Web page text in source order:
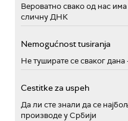
Вероватно свако од нас има
сличну ДНК
Nemogućnost tusiranja
Не туширате се сваког дана
Cestitke za uspeh
Да ли сте знали да се
производе у Србији